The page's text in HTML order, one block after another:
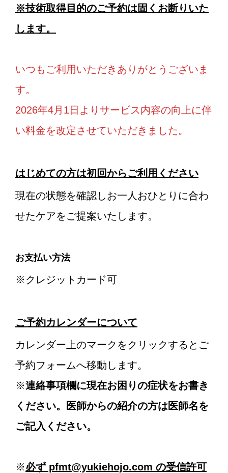
※技術取得目的のご予約は固くお断りいた
します。
いつもご利用いただきありがとうございま
す。
2026年4月1日よりサービス内容の向上に伴
い料金を改定させていただきました。
はじめての方は初回からご利用ください
現在の状態を確認しお一人おひとりに合わ
せたケアをご提案いたします。
お支払い方法
※クレジットカード可
ご予約カレンダーについて
カレンダー上のマークをクリックするとご
予約フォームへ移動します。
※連絡事項欄に現在お困りの症状をお書き
ください。医師からの紹介の方は医師名を
ご記入ください。
※必ず pfmt@yukiehojo.com の受信許可